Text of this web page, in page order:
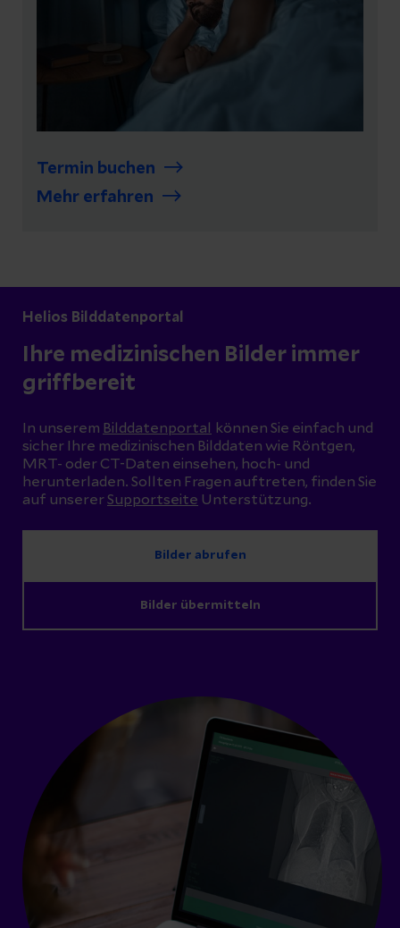
Termin buchen
Mehr erfahren
Helios Bilddatenportal
Ihre medizinischen Bilder immer
griffbereit
In unserem Bilddatenportal
können Sie einfach und
sicher Ihre medizinischen Bilddaten wie Röntgen,
MRT- oder CT-Daten einsehen, hoch- und
herunterladen. Sollten Fragen auftreten, finden Sie
auf unsererSupportseite Unterstützung.
Bilder abrufen
Bilder übermitteln